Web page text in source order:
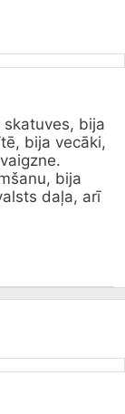
bija
bija vecāki,
bija
daļa, arī